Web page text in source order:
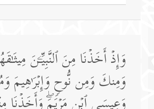
وَإِذۡ أَخَذۡنَا مِنَ ٱلنَّبِیِّـۧنَ
وَمِنكَ وَمِن نُّوحࣲ وَإِبۡرَ ٰ⁠هِیمَ